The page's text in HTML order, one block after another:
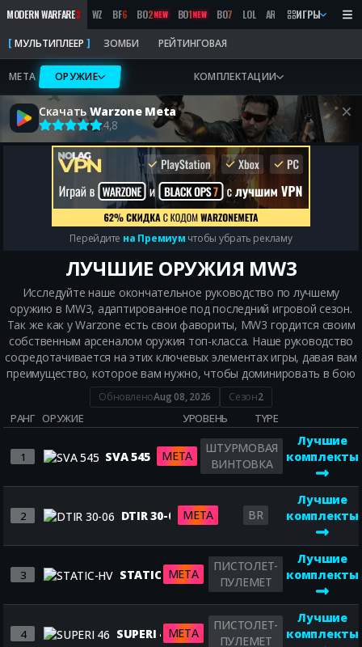
MODERN WARFARE3 WZ BF6 BO2NEW BO1NEW BO7 LOL ARC RAIDERS MW 2019
ИГРЫ
МУЛЬТИПЛЕЕР ЗОМБИ РЕЙТИНГОВАЯ
META ОРУЖИЕ КОМПЛЕКТАЦИИ
Скачать Warzone Meta
4,8
Перейдите на Премиум чтобы убрать рекламу
ЛУЧШИЕ ОРУЖИЯ MW3
Исследуйте наше окончательное руководство по лучшему
оружию в MW3, адаптированное под последний игровой сезон.
Так же как у Warzone есть свои фавориты, MW3 гордится своим
собственным арсеналом оружия топ-класса. Наше руководство
сосредотачивается на этих ключевых элементах игры, давая вам
преимущество, которое вам нужно, чтобы доминировать в бою
ОбновленоAug 08, 2026 Сезон2
РАНГ ОРУЖИЕ УРОВЕНЬ TYPE
1 SVA 545 META
ШТУРМОВАЯ
ВИНТОВКА
Лучшие
комплекты
2 DTIR 30-06 META BR
Лучшие
комплекты
3 STATIC-HV
META
ПИСТОЛЕТ-
ПУЛЕМЕТ
Лучшие
комплекты
4 SUPERI 46META
ПИСТОЛЕТ-
ПУЛЕМЕТ
Лучшие
комплекты